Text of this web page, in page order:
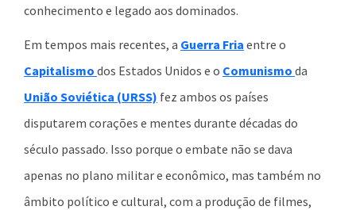
conhecimento e legado aos dominados.
Em tempos mais recentes, a Guerra Fria entre o
Capitalismo dos Estados Unidos e o Comunismo da
União Soviética (URSS) fez ambos os países
disputarem corações e mentes durante décadas do
século passado. Isso porque o embate não se dava
apenas no plano militar e econômico, mas também no
âmbito político e cultural, com a produção de filmes,